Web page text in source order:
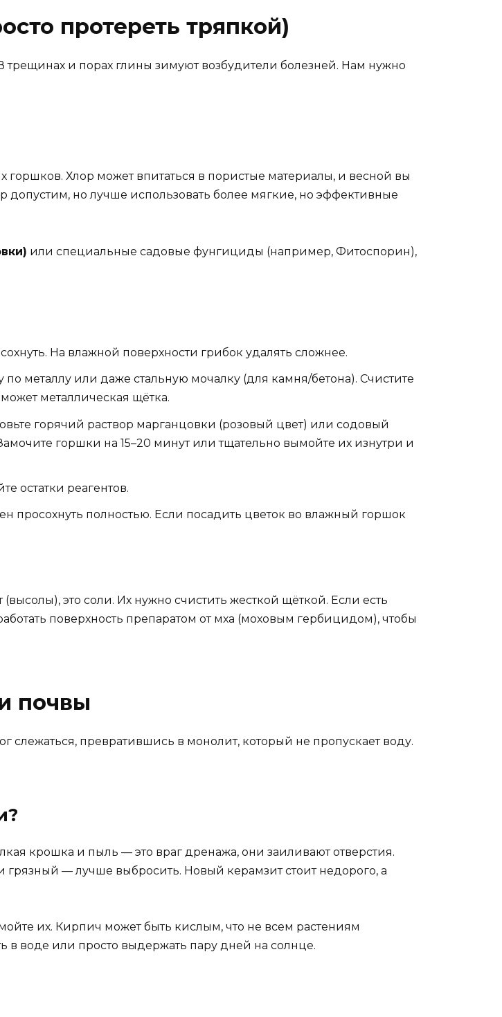
протереть тряпкой)
и порах глины зимуют возбудители болезней. Нам нужно
Хлор может впитаться в пористые материалы, и весной вы
допустим, но лучше использовать более мягкие, но эффективные
или специальные садовые фунгициды (например, Фитоспорин),
На влажной поверхности грибок удалять сложнее.
по металлу или даже стальную мочалку (для камня/бетона). Счистите
металлическая щётка.
горячий раствор марганцовки (розовый цвет) или содовый
горшки на 15–20 минут или тщательно вымойте их изнутри и
остатки реагентов.
просохнуть полностью. Если посадить цветок во влажный горшок
это соли. Их нужно счистить жесткой щёткой. Если есть
поверхность препаратом от мха (моховым гербицидом), чтобы
почвы
превратившись в монолит, который не пропускает воду.
крошка и пыль — это враг дренажа, они заиливают отверстия.
— лучше выбросить. Новый керамзит стоит недорого, а
их. Кирпич может быть кислым, что не всем растениям
в воде или просто выдержать пару дней на солнце.